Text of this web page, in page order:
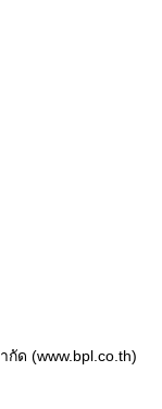
ด (www.bpl.co.th)